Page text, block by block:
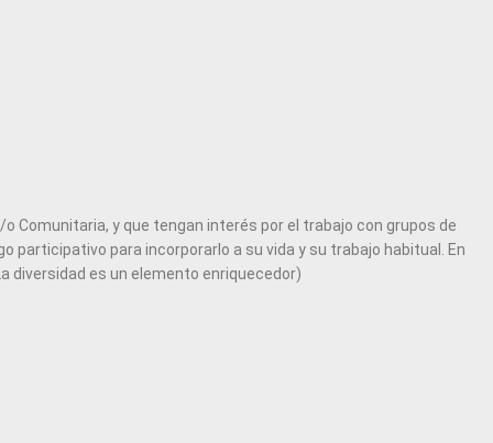
Comunitaria, y que tengan interés por el trabajo con grupos de
para incorporarlo a su vida y su trabajo habitual. En
diversidad es un elemento enriquecedor)